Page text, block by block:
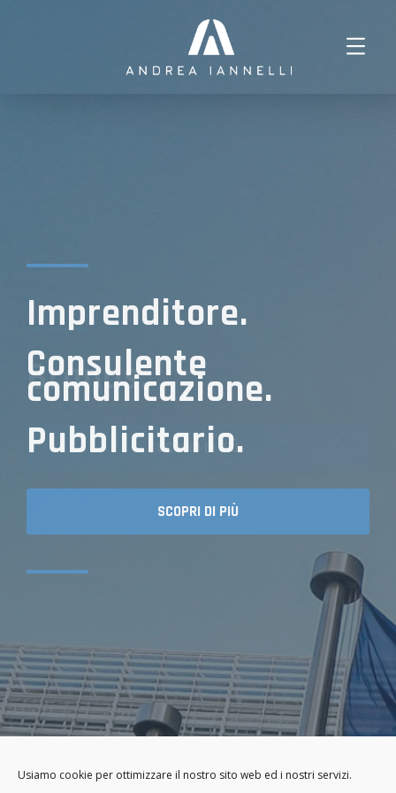
Usiamo cookie per ottimizzare il nostro sito web ed i nostri servizi.
Imprenditore.
Consulente
comunicazione.
Pubblicitario.
SCOPRI DI PIÙ
Brands.
SCOPRI DI PIÙ